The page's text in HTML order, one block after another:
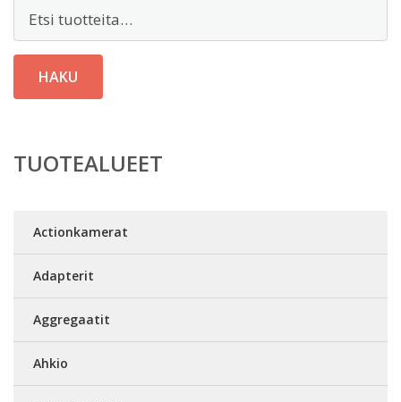
HAKU
TUOTEALUEET
Actionkamerat
Adapterit
Aggregaatit
Ahkio